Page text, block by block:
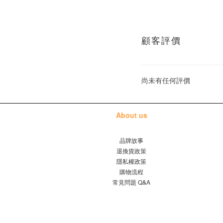
顧客評價
尚未有任何評價
About us
品牌故事
退換貨政策
隱私權政策
購物流程
常見問題 Q&A